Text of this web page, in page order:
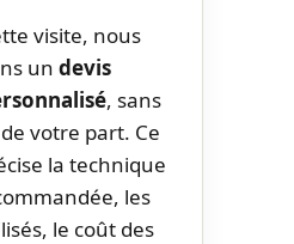
visite, nous
un devis
, sans
votre part. Ce
la technique
les
le coût des